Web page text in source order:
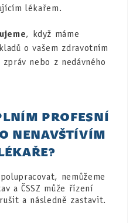
lékařem.
, když máme
o vašem zdravotním
nebo z nedávného
PROFESNÍ
NENAVŠTÍVÍM
nemůžeme
a ČSSZ může řízení
a následně zastavit.